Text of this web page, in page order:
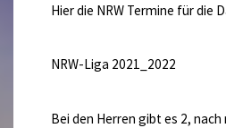
Hier die NRW Termine für die
NRW-Liga 2021_2022
Bei den Herren gibt es 2,